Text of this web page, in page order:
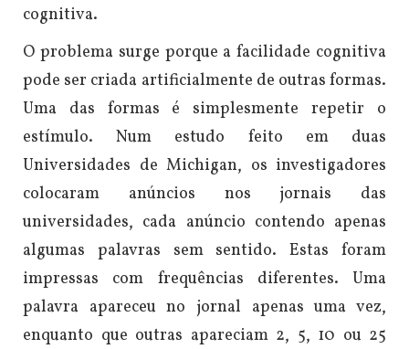
cognitiva.
O problema surge porque a facilidade cognitiva
pode ser criada artificialmente de outras formas.
Uma das formas é simplesmente repetir o
estímulo. Num estudo feito em duas
Universidades de Michigan, os investigadores
colocaram anúncios nos jornais das
universidades, cada anúncio contendo apenas
algumas palavras sem sentido. Estas foram
impressas com frequências diferentes. Uma
palavra apareceu no jornal apenas uma vez,
enquanto que outras apareciam 2, 5, 10 ou 25